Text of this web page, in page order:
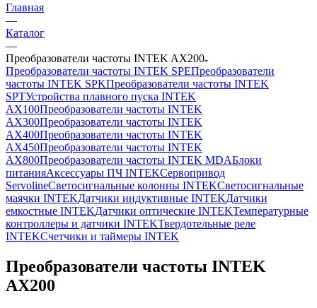
Главная
—
Каталог
—
Преобразователи частоты INTEK AX200
Преобразователи частоты INTEK SPEПреобразователи
частоты INTEK SPKПреобразователи частоты INTEK
SPTУстройства плавного пуска INTEK
AX100Преобразователи частоты INTEK
AX300Преобразователи частоты INTEK
AX400Преобразователи частоты INTEK
AX450Преобразователи частоты INTEK
AX800Преобразователи частоты INTEK MDAБлоки
питанияАксессуары ПЧ INTEKСервопривод
ServolineСветосигнальные колонны INTEKСветосигнальные
маячки INTEKДатчики индуктивные INTEKДатчики
емкостные INTEKДатчики оптические INTEKТемпературные
контроллеры и датчики INTEKТвердотельные реле
INTEKСчетчики и таймеры INTEK
Преобразователи частоты INTEK
AX200